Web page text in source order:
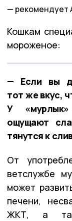
рекомендует
Кошкам
мороженое:
— Если вы
тот же вкус,
У
ощущают
тянутся к
От
ветслужбе
может
печени,
ЖКТ, а